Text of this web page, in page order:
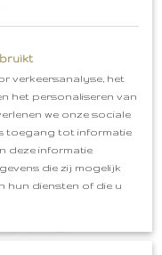
verkeersanalyse, het
het personaliseren van
we onze sociale
toegang tot informatie
deze informatie
die zij mogelijk
hun diensten of die u